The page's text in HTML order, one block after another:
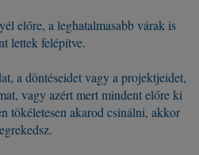
előre, a leghatalmasabb várak is
lettek felépítve.
a döntéseidet vagy a projektjeidet,
vagy azért mert mindent előre ki
tökéletesen akarod csinálni, akkor